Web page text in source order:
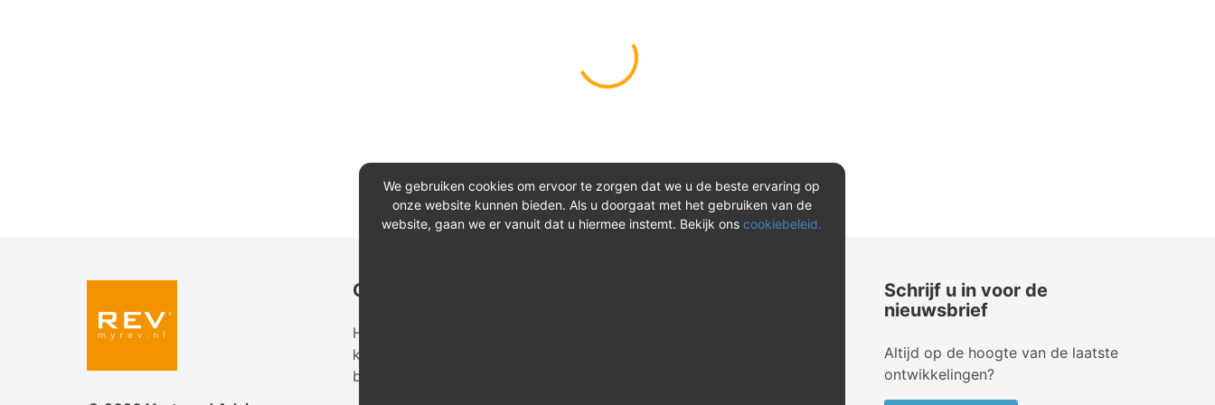
Contact
Heeft u vragen? Neem tijdens
kantooruren contact met ons op of
bekijk onze instructievideo's.
Schrijf u in voor de
nieuwsbrief
Altijd op de hoogte van de laatste
ontwikkelingen?
We gebruiken cookies om ervoor te zorgen dat we u de beste ervaring op
onze website kunnen bieden. Als u doorgaat met het gebruiken van de
website, gaan we er vanuit dat u hiermee instemt. Bekijk ons cookiebeleid.